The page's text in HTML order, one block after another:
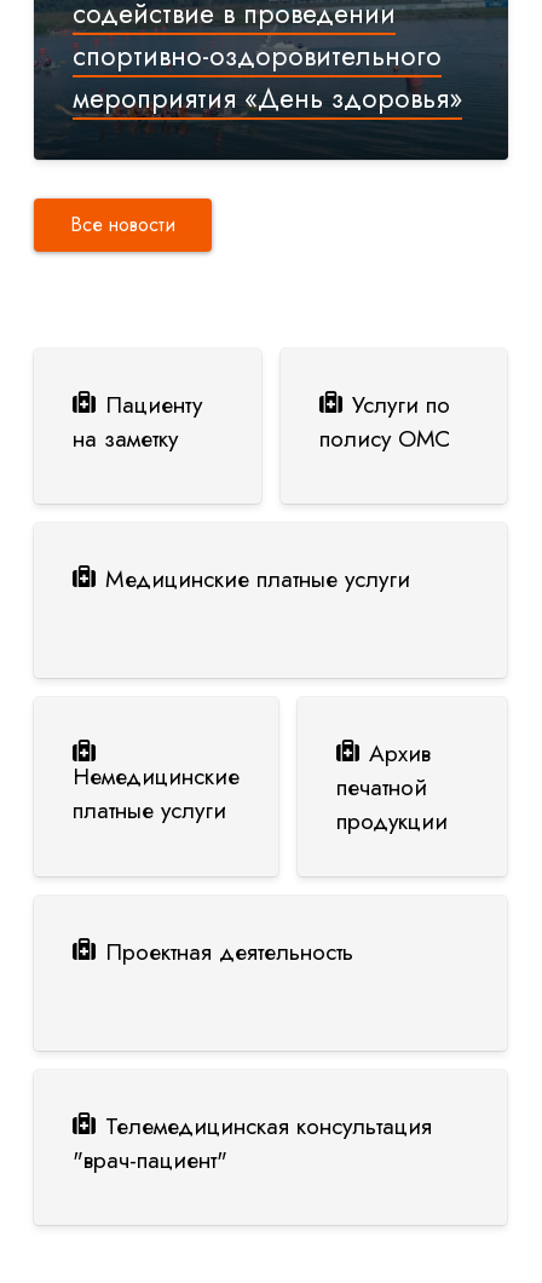
содействие в проведении
спортивно-оздоровительного
мероприятия «День здоровья»
Все новости
Пациенту
на заметку
Услуги по
полису ОМС
Медицинские платные услуги
Немедицинские
платные услуги
Архив
печатной
продукции
Проектная деятельность
Телемедицинская консультация
"врач-пациент"